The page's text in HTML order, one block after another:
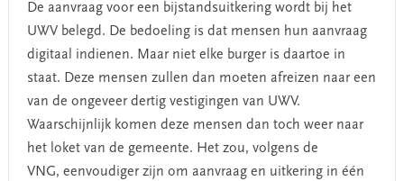
De aanvraag voor een bijstandsuitkering wordt bij het
UWV belegd. De bedoeling is dat mensen hun aanvraag
digitaal indienen. Maar niet elke burger is daartoe in
staat. Deze mensen zullen dan moeten afreizen naar een
van de ongeveer dertig vestigingen van UWV.
Waarschijnlijk komen deze mensen dan toch weer naar
het loket van de gemeente. Het zou, volgens de
VNG, eenvoudiger zijn om aanvraag en uitkering in één